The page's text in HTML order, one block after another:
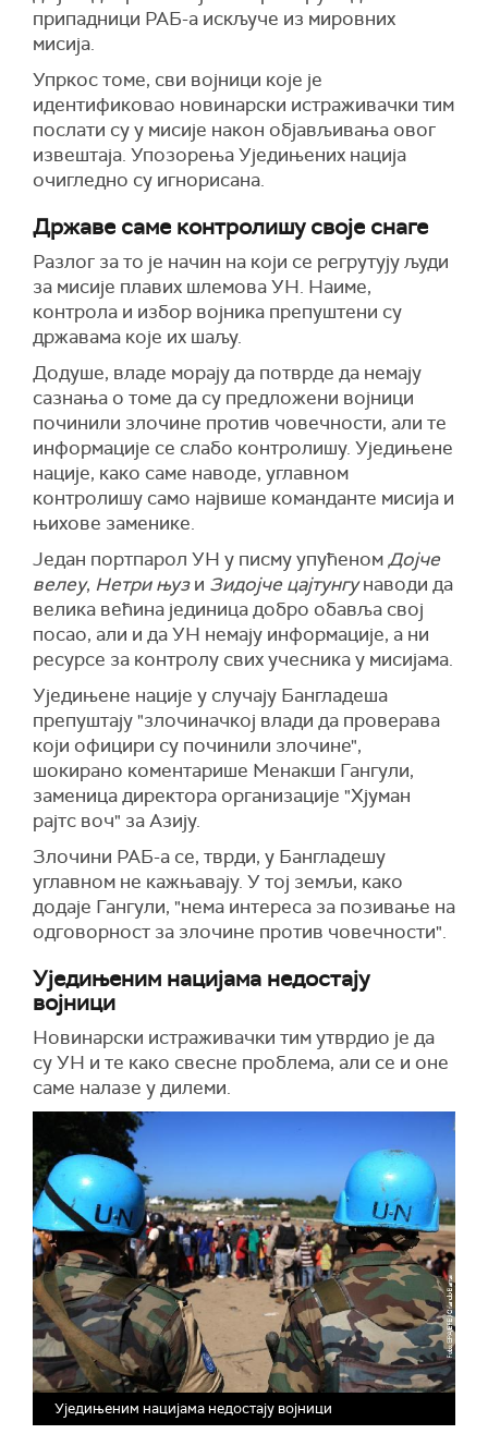
припадници РАБ-а искључе из мировних
мисија.
Упркос томе, сви војници које је
идентификовао новинарски истраживачки тим
послати су у мисије након објављивања овог
извештаја. Упозорења Уједињених нација
очигледно су игнорисана.
Државе саме контролишу своје снаге
Разлог за то је начин на који се регрутују људи
за мисије плавих шлемова УН. Наиме,
контрола и избор војника препуштени су
државама које их шаљу.
Додуше, владе морају да потврде да немају
сазнања о томе да су предложени војници
починили злочине против човечности, али те
информације се слабо контролишу. Уједињене
нације, како саме наводе, углавном
контролишу само највише команданте мисија и
њихове заменике.
Један портпарол УН у писму упућеномДојче
велеу, Нетри њузи Зидојче цајтунгунаводи да
велика већина јединица добро обавља свој
посао, али и да УН немају информације, а ни
ресурсе за контролу свих учесника у мисијама.
Уједињене нације у случају Бангладеша
препуштају "злочиначкој влади да проверава
који официри су починили злочине",
шокирано коментарише Менакши Гангули,
заменица директора организације "Хјуман
рајтс воч" за Азију.
Злочини РАБ-а се, тврди, у Бангладешу
углавном не кажњавају. У тој земљи, како
додаје Гангули, "нема интереса за позивање на
одговорност за злочине против човечности".
Уједињеним нацијама недостају
војници
Новинарски истраживачки тим утврдио је да
су УН и те како свесне проблема, али се и оне
саме налазе у дилеми.
Уједињеним нацијама недостају војници